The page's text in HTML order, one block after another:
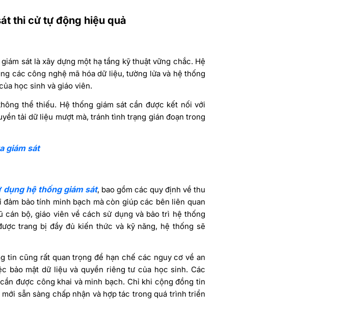
thi cử tự động hiệu quả
sát là xây dựng một hạ tầng kỹ thuật vững chắc. Hệ
các công nghệ mã hóa dữ liệu, tường lửa và hệ thống
học sinh và giáo viên.
thể thiếu. Hệ thống giám sát cần được kết nối với
tải dữ liệu mượt mà, tránh tình trạng gián đoạn trong
giám sát
dụng hệ thống giám sát, bao gồm các quy định về thu
bảo tính minh bạch mà còn giúp các bên liên quan
cán bộ, giáo viên về cách sử dụng và bảo trì hệ thống
trang bị đầy đủ kiến thức và kỹ năng, hệ thống sẽ
tin cũng rất quan trọng để hạn chế các nguy cơ về an
bảo mật dữ liệu và quyền riêng tư của học sinh. Các
được công khai và minh bạch. Chỉ khi cộng đồng tin
sẵn sàng chấp nhận và hợp tác trong quá trình triển